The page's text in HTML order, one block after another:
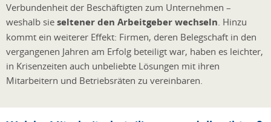
Verbundenheit der Beschäftigten zum Unternehmen –
weshalb sie seltener den Arbeitgeber wechseln. Hinzu
kommt ein weiterer Effekt: Firmen, deren Belegschaft in den
vergangenen Jahren am Erfolg beteiligt war, haben es leichter,
in Krisenzeiten auch unbeliebte Lösungen mit ihren
Mitarbeitern und Betriebsräten zu vereinbaren.